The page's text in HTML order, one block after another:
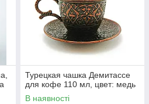
Турецкая чашка Демитассе
для кофе 110 мл, цвет: медь
В наявності